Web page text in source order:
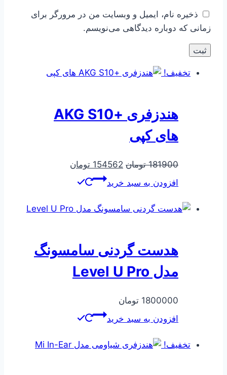
ذخیره نام، ایمیل و وبسایت من در مرورگر برای
زمانی که دوباره دیدگاهی می‌نویسم.
تخفیف!
هندزفری +AKG S10
های کپی
181900 تومان قیمت
اصلی
بود.
154562 تومان
است.
افزودن به سبد خرید
هدست گردنی سامسونگ
مدل Level U Pro
1800000 تومان
افزودن به سبد خرید
تخفیف!